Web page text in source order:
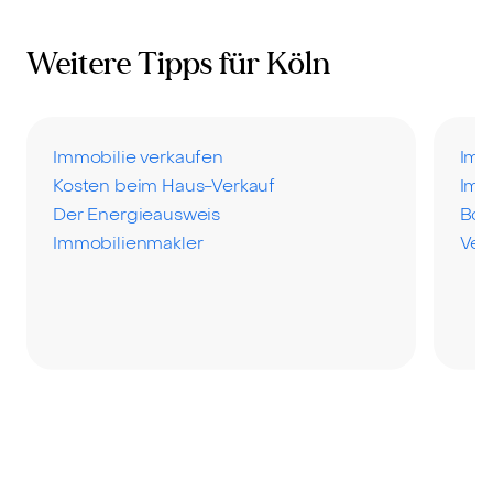
Weitere Tipps für Köln
Immobilie verkaufen
Kosten beim Haus-Verkauf
Der Energieausweis
Immobilienmakler